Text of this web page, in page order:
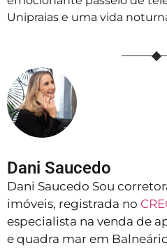
Unipraias e uma vida
Dani Saucedo
Dani Saucedo Sou
imóveis, registrada no
especialista na venda de
e quadra mar em